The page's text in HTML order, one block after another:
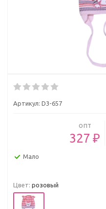
Артикул: D3-657
опт
327 ₽
Мало
Цвет: розовый